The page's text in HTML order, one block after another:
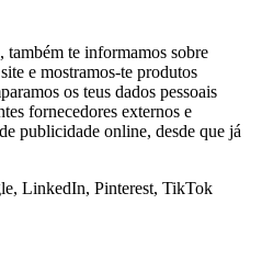
também te informamos sobre
e mostramos-te produtos
os teus dados pessoais
fornecedores externos e
publicidade online, desde que já
LinkedIn, Pinterest, TikTok